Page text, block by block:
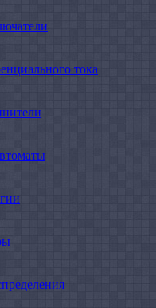
тока